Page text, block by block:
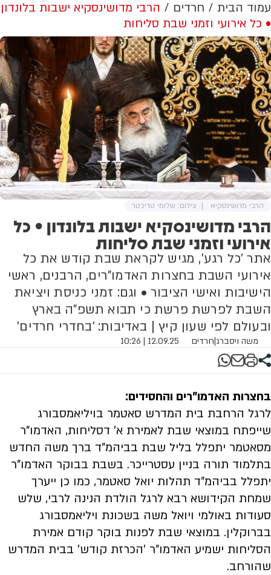
עמוד הבית חרדים
הרבי מדושינסקיא ישבות בלונדון
• כל אירועי וזמני שבת סליחות
הרבי מדושינסקיא ישבות בלונדון • כל
אירועי וזמני שבת סליחות
אתר 'כל רגע', מגיש לקראת שבת קודש את כל
אירועי השבת בחצרות האדמו"רים, הרבנים, ראשי
הישיבות ואישי הציבור • וגם: זמני כניסת ויציאת
השבת לפרשת פרשת כי תבוא תשפ"ה בארץ
ובעולם לפי שעון קיץ | באדיבות: 'בחדרי חרדים'
משה ויסברג|חרדים 12.09.25 | 10:26
הרבי מדושינסקיא צילום: שלומי טריכטר
בחצרות האדמו"רים והחסידים:
לרגל הרחבת בית המדרש סאטמר בויליאמסבורג
שייפתח במוצאי שבת לאמירת א' דסליחות, האדמו"ר
מסאטמר יתפלל בליל שבת בביהמ"ד ברך משה החדש
בתלמוד תורה בניין עסטרייכר. בשבת בבוקר האדמו"ר
יתפלל בביהמ"ד תהלות יואל סאטמר, כמו כן ייערך
שמחת הקידושא רבא לרגל הולדת הנינה לרבי, שלש
סעודות באולמי ויואל משה בשכונת ויליאמסבורג
בברוקלין. במוצאי שבת לפנות בוקר קודם אמירת
הסליחות ישמיע האדמו"ר 'הכרזת קודש' בבית המדרש
שהורחב.